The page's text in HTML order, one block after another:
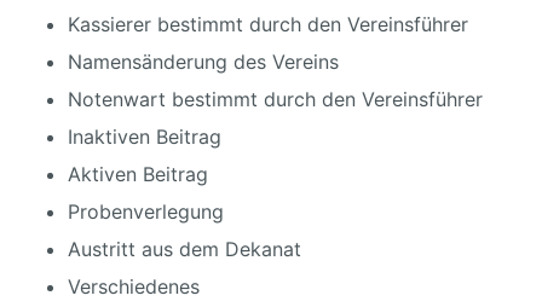
Kassierer bestimmt durch den Vereinsführer
Namensänderung des Vereins
Notenwart bestimmt durch den Vereinsführer
Inaktiven Beitrag
Aktiven Beitrag
Probenverlegung
Austritt aus dem Dekanat
Verschiedenes